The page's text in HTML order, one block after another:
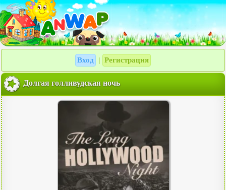
Вход Регистрация
Долгая голливудская ночь